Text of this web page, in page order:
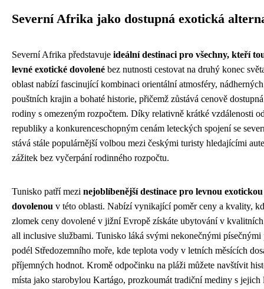
Severní Afrika jako dostupná exotická
Severní Afrika představuje ideální destinaci pro všechny, kteří
levné exotické dovolené bez nutnosti cestovat na druhý konec
oblast nabízí fascinující kombinaci orientální atmosféry,
pouštních krajin a bohaté historie, přičemž zůstává cenově
rodiny s omezeným rozpočtem. Díky relativně krátké vzdálenosti
republiky a konkurenceschopným cenám leteckých spojení se
stává stále populárnější volbou mezi českými turisty hledajícími
zážitek bez vyčerpání rodinného rozpočtu.
Tunisko patří mezi nejoblíbenější destinace pro levnou exotickou
dovolenou v této oblasti. Nabízí vynikající poměr ceny a kvality,
zlomek ceny dovolené v jižní Evropě získáte ubytování v
all inclusive službami. Tunisko láká svými nekonečnými písečnými
podél Středozemního moře, kde teplota vody v letních měsících
příjemných hodnot. Kromě odpočinku na pláži můžete navštívit
místa jako starobylou Kartágo, prozkoumát tradiční mediny s jejich